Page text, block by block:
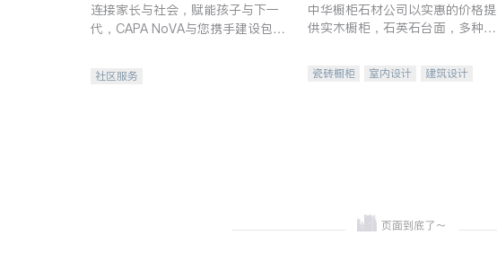
连接家长与社会，赋能孩子与下一
代，CAPA NoVA与您携手建设包
社区服务
中华橱柜石材公司以实惠的价格提
供实木橱柜，石英石台面，多种优
机。品质厨房，家的选择。
瓷砖橱柜 室内设计
建筑设计